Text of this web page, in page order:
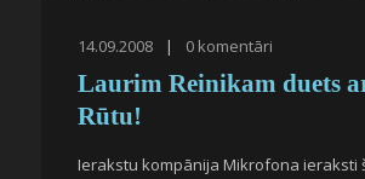
14.09.2008 | 0 komentāri
Laurim Reinikam duets
Rūtu!
Ierakstu kompānija Mikrofona ieraksti